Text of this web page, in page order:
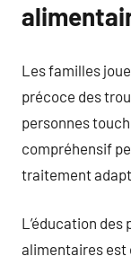
Les familles
précoce des
personnes
compréhensif
traitement
L’éducation
alimentaires est